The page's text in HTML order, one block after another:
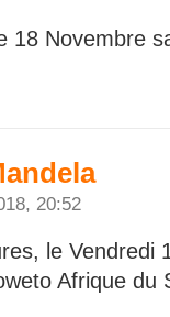
18 Novembre
20:52
le Vendredi
Afrique du